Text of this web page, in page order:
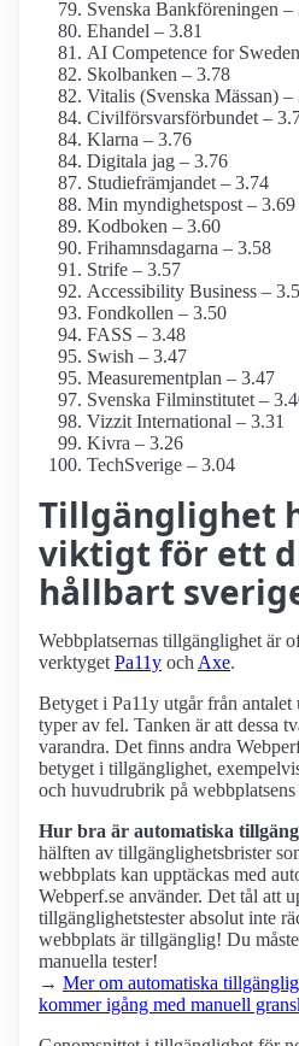
Svenska Bankföreningen –
Ehandel – 3.81
AI Competence for
Skolbanken – 3.78
Vitalis (Svenska Mässan) –
Civilförsvars­förbundet –
Klarna – 3.76
Digitala jag – 3.76
Studiefrämjandet – 3.74
Min myndighets­post – 3.69
Kodboken – 3.60
Frihamnsdagarna – 3.58
Strife – 3.57
Accessibility Business –
Fondkollen – 3.50
FASS – 3.48
Swish – 3.47
Measurementplan – 3.47
Svenska Film­institutet –
Vizzit International – 3.31
Kivra – 3.26
TechSverige – 3.04
Tillgänglighet
viktigt för ett
hållbart
Webbplatsernas tillgänglighet är
verktyget Pa11y och Axe.
Betyget i Pa11y utgår från
typer av fel. Tanken är att dessa
varandra. Det finns andra
betyget i tillgänglighet,
och huvudrubrik på webbplatsens
Hur bra är automatiska
hälften av tillgänglighets­brister
webbplats kan upptäckas med
Webperf.se använder. Det tål att
tillgänglighets­tester absolut inte
webbplats är tillgänglig! Du
manuella tester!
→ Mer om automatiska
kommer igång med manuell